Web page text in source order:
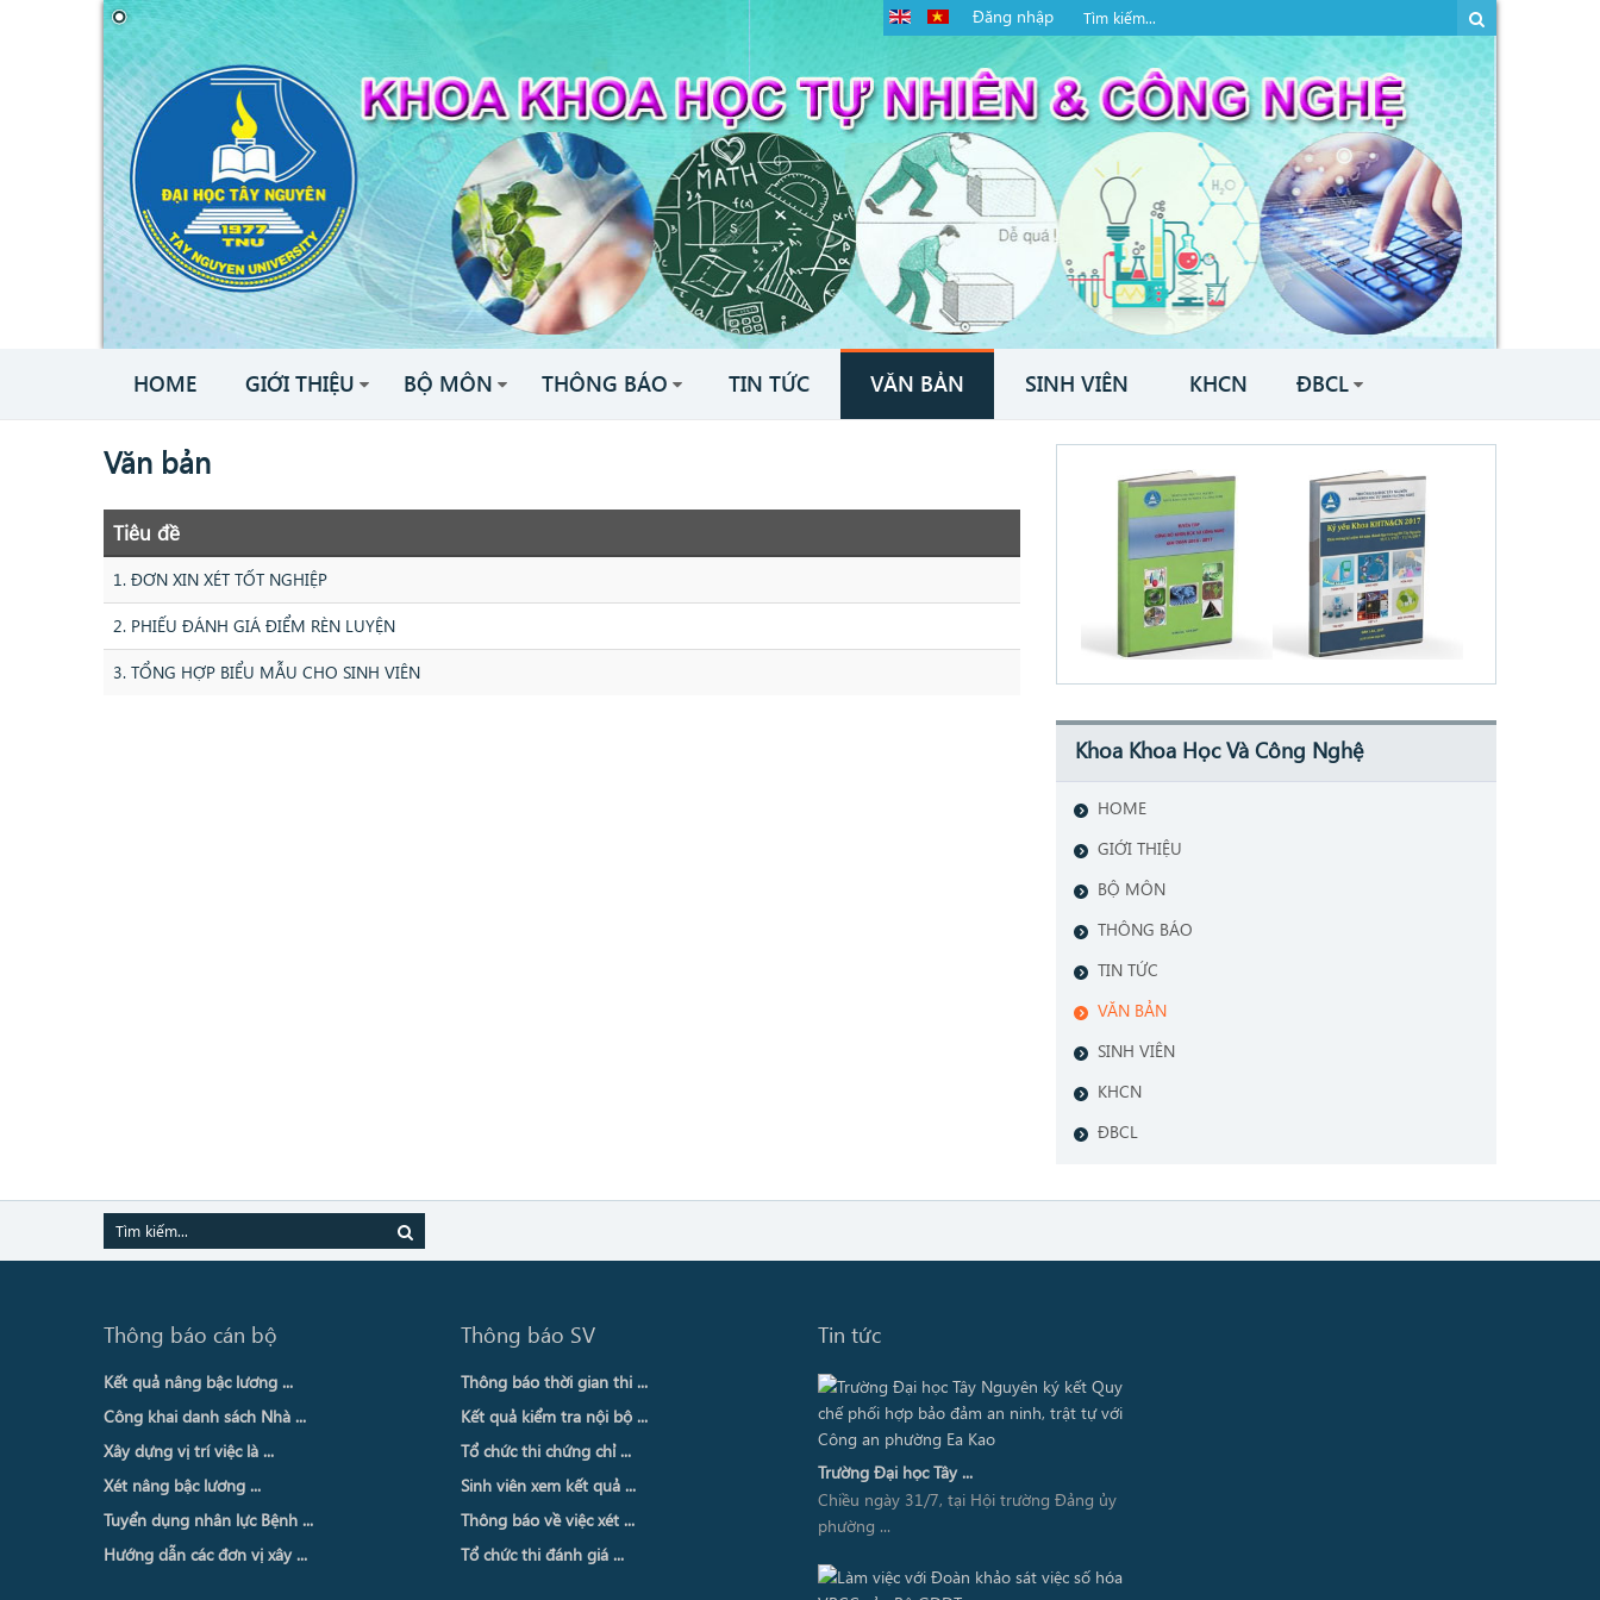
Đăng nhập
HOME GIỚI THIỆU BỘ MÔN THÔNG BÁO TIN TỨC VĂN BẢN SINH VIÊN KHCN ĐBCL
Văn bản
Tiêu đề
1. ĐƠN XIN XÉT TỐT NGHIỆP
2. PHIẾU ĐÁNH GIÁ ĐIỂM RÈN LUYỆN
3. TỔNG HỢP BIỂU MẪU CHO SINH VIÊN
Khoa Khoa Học Và Công Nghệ
HOME
GIỚI THIỆU
BỘ MÔN
THÔNG BÁO
TIN TỨC
VĂN BẢN
SINH VIÊN
KHCN
ĐBCL
Thông báo cán bộ
Kết quả nâng bậc lương ...
Công khai danh sách Nhà ...
Xây dựng vị trí việc là ...
Xét nâng bậc lương ...
Tuyển dụng nhân lực Bệnh ...
Hướng dẫn các đơn vị xây ...
Thông báo SV
Thông báo thời gian thi ...
Kết quả kiểm tra nội bộ ...
Tổ chức thi chứng chỉ ...
Sinh viên xem kết quả ...
Thông báo về việc xét ...
Tổ chức thi đánh giá ...
Tin tức
Trường Đại học Tây ...
Chiều ngày 31/7, tại Hội trường Đảng ủy
phường ...